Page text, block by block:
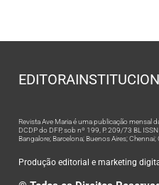
EDITORA
Revista Ave Maria é uma publicação mensal
DCDP do DFP, sob nº 199, P. 209/73 BL
Bangalore; Barcelona; Buenos Aires;
Produção editorial e marketing